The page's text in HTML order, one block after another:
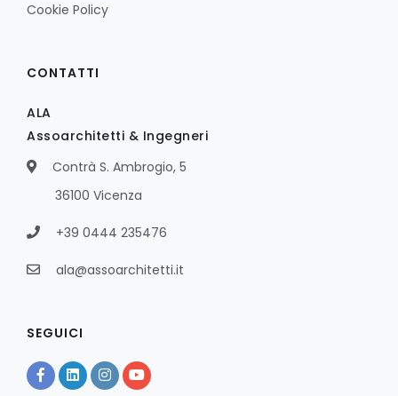
Cookie Policy
CONTATTI
ALA
Assoarchitetti & Ingegneri
Contrà S. Ambrogio, 5
36100 Vicenza
+39 0444 235476
ala@assoarchitetti.it
SEGUICI